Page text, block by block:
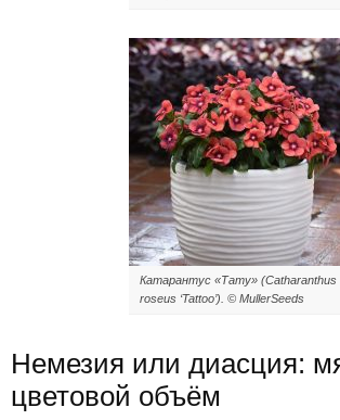
Катарантус «Тату» (Catharanthus
roseus ‘Tattoo’). © MullerSeeds
Немезия или диасция:
цветовой объём